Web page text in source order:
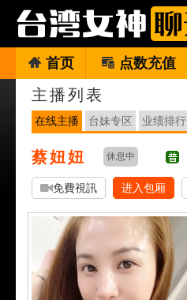
首页 点数充值
主播列表
在线主播 台妹专区 业绩排行
蔡妞妞 休息中
免費視訊 进入包厢